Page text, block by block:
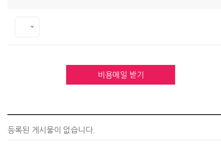
비용메일 받기
등록된 게시물이 없습니다.